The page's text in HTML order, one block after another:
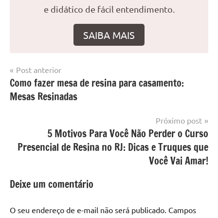
e didático de fácil entendimento.
SAIBA MAIS
Marcado
com
mesa
com
mesa
de
Mesa
Mesa
resinada
Navegação
de
Post
Post anterior
Como fazer mesa de resina para casamento:
Mesas Resinadas
Próximo post
5 Motivos Para Você Não Perder o Curso
Presencial de Resina no RJ: Dicas e Truques que
Você Vai Amar!
Deixe um comentário
O seu endereço de e-mail não será publicado. Campos